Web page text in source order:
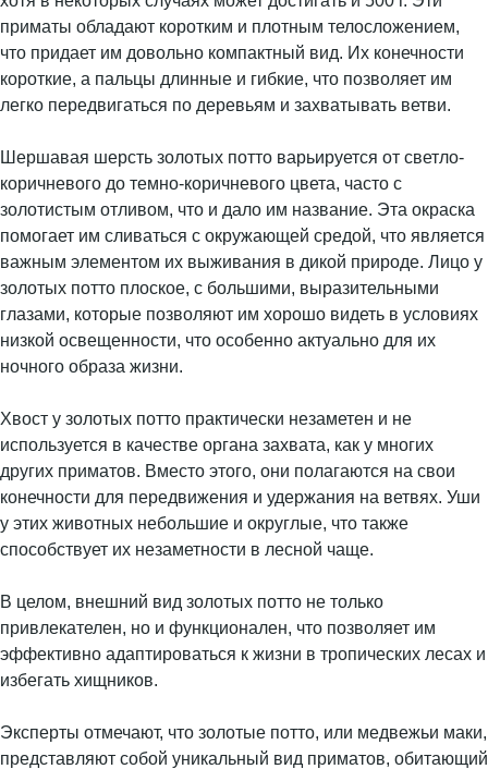
приматы обладают коротким и плотным телосложением,
что придает им довольно компактный вид. Их конечности
короткие, а пальцы длинные и гибкие, что позволяет им
легко передвигаться по деревьям и захватывать ветви.
Шершавая шерсть золотых потто варьируется от светло-
коричневого до темно-коричневого цвета, часто с
золотистым отливом, что и дало им название. Эта окраска
помогает им сливаться с окружающей средой, что является
важным элементом их выживания в дикой природе. Лицо у
золотых потто плоское, с большими, выразительными
глазами, которые позволяют им хорошо видеть в условиях
низкой освещенности, что особенно актуально для их
ночного образа жизни.
Хвост у золотых потто практически незаметен и не
используется в качестве органа захвата, как у многих
других приматов. Вместо этого, они полагаются на свои
конечности для передвижения и удержания на ветвях. Уши
у этих животных небольшие и округлые, что также
способствует их незаметности в лесной чаще.
В целом, внешний вид золотых потто не только
привлекателен, но и функционален, что позволяет им
эффективно адаптироваться к жизни в тропических лесах и
избегать хищников.
Эксперты отмечают, что золотые потто, или медвежьи маки,
представляют собой уникальный вид приматов, обитающий